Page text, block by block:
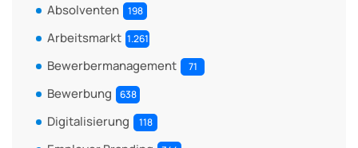
Absolventen 198
Arbeitsmarkt 1.261
Bewerbermanagement 71
Bewerbung 638
Digitalisierung 118